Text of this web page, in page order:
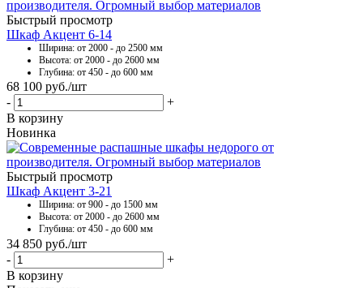
Быстрый просмотр
Шкаф Акцент 6-14
Ширина: от 2000 - до 2500 мм
Высота: от 2000 - до 2600 мм
Глубина: от 450 - до 600 мм
68 100 руб./шт
-
+
В корзину
Новинка
Быстрый просмотр
Шкаф Акцент 3-21
Ширина: от 900 - до 1500 мм
Высота: от 2000 - до 2600 мм
Глубина: от 450 - до 600 мм
34 850 руб./шт
-
+
В корзину